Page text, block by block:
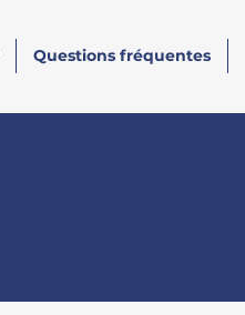
Questions fréquentes